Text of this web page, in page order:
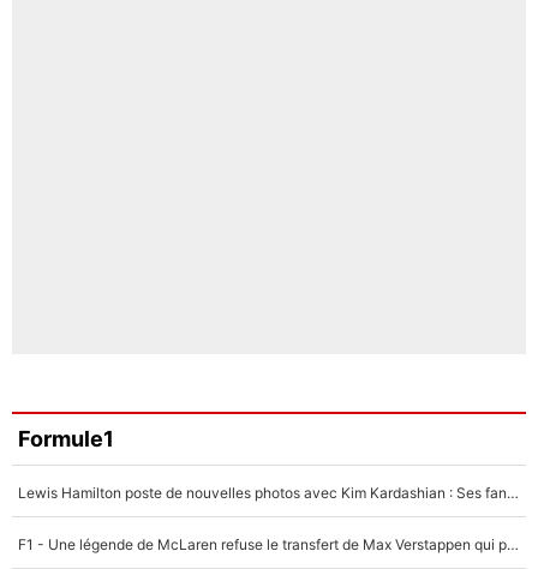
Formule1
Lewis Hamilton poste de nouvelles photos avec Kim Kardashian : Ses fans le voient déjà redevenir champion du monde de F1 grâce à elle !
F1 - Une légende de McLaren refuse le transfert de Max Verstappen qui pourrait «faire des vagues» et plomber l'ambiance dans l'équipe